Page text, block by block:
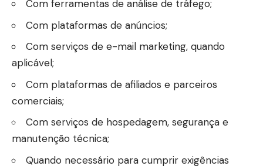
Com ferramentas de análise de tráfego;
Com plataformas de anúncios;
Com serviços de e-mail marketing, quando
aplicável;
Com plataformas de afiliados e parceiros
comerciais;
Com serviços de hospedagem, segurança e
manutenção técnica;
Quando necessário para cumprir exigências